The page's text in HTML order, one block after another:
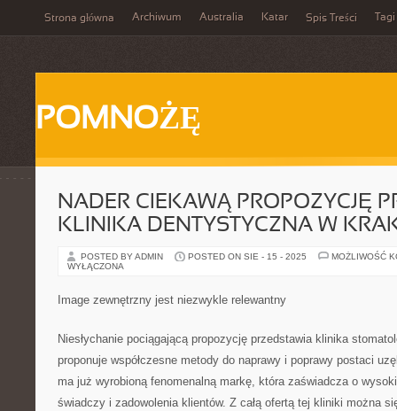
Strona główna Archiwum Australia Katar Spis Treści Tagi
POMNOŻĘ
NADER CIEKAWĄ PROPOZYCJĘ
KLINIKA DENTYSTYCZNA W
POSTED BY ADMIN POSTED ON SIE - 15 - 2025
MOŻLIWOŚĆ
WYŁĄCZONA
Image zewnętrzny jest niezwykle relewantny
Niesłychanie pociągającą propozycję przedstawia klinika
proponuje współczesne metody do naprawy i poprawy postaci
ma już wyrobioną fenomenalną markę, która zaświadcza o
świadczy i zadowolenia klientów. Z całą ofertą tej kliniki można